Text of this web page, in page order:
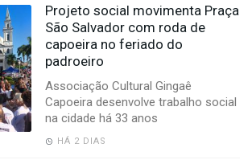
Projeto social movimenta Praça
São Salvador com roda de
capoeira no feriado do
padroeiro
Associação Cultural Gingaê
Capoeira desenvolve trabalho social
na cidade há 33 anos
HÁ 2 DIAS